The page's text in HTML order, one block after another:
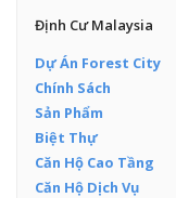
Định Cư Malaysia
Dự Án Forest City
Chính Sách
Sản Phẩm
Biệt Thự
Căn Hộ Cao Tầng
Căn Hộ Dịch Vụ